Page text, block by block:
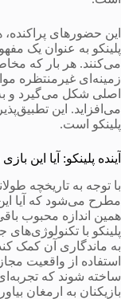
این حضورهای
پلینکو به عنوان یک
می‌کنند. هر بار که
زمینه‌ای غیرمنتظره
اصلی شکل می‌گیرد و
می‌افزاید. این
پلینکو است.
آینده پلینکو: آیا این
با توجه به تاریخچه
مطرح می‌شود که آیا
همین اندازه محبوب
پلینکو با
به ماندگاری آن کمک
ساخته شوند که
بازیکنان به ارمغان